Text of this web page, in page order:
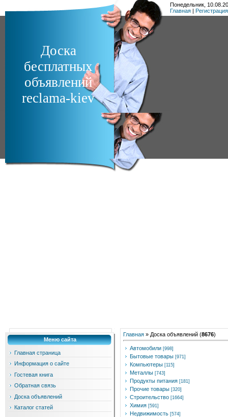
Понедельник,
Главная | Регистрация
Доска
бесплатных
объявлений
reclama-kiev
Меню сайта
Главная страница
Информация о сайте
Гостевая книга
Обратная связь
Доска объявлений
Каталог статей
Главная » Доска объявлений (8676)
Автомобили [998]
Бытовые товары [971]
Компьютеры [115]
Металлы [743]
Продукты питания [181]
Прочие товары [320]
Строительство [1664]
Химия [591]
Недвижимость [574]